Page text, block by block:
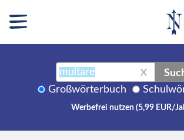
X
Großwörterbuch
Werbefrei nutzen (5,99 EUR/